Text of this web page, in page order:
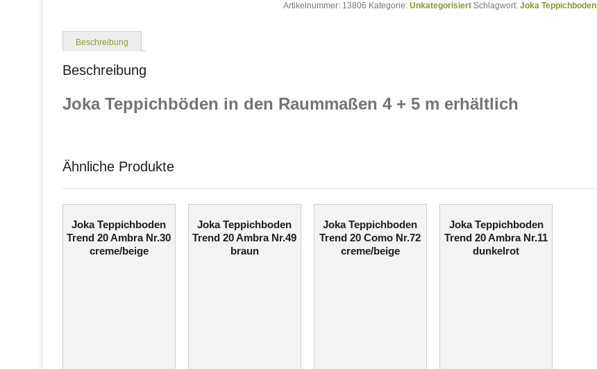
Artikelnummer: 13806 Kategorie:Unkategorisiert Schlagwort:Joka Teppichboden
Beschreibung
Beschreibung
Joka Teppichböden in den Raummaßen 4 + 5 m erhältlich
Ähnliche Produkte
Joka Teppichboden
Trend 20 Ambra Nr.30
creme/beige
Joka Teppichboden
Trend 20 Ambra Nr.49
braun
Joka Teppichboden
Trend 20 Como Nr.72
creme/beige
Joka Teppichboden
Trend 20 Ambra Nr.11
dunkelrot